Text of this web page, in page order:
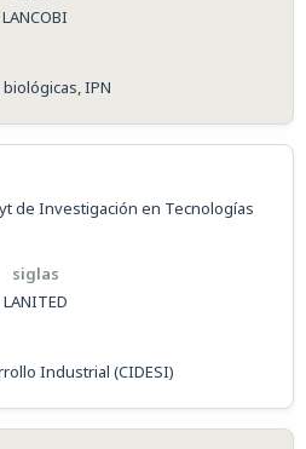
LANCOBI
IPN
de Investigación en Tecnologías
LANITED
Industrial (CIDESI)